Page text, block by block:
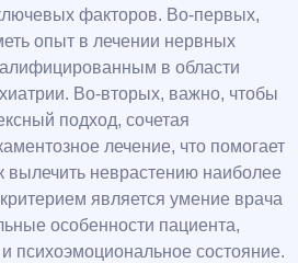
факторов. Во-первых,
опыт в лечении нервных
в области
Во-вторых, важно, чтобы
подход, сочетая
лечение, что помогает
вылечить неврастению наиболее
является умение врача
особенности пациента,
психоэмоциональное состояние.